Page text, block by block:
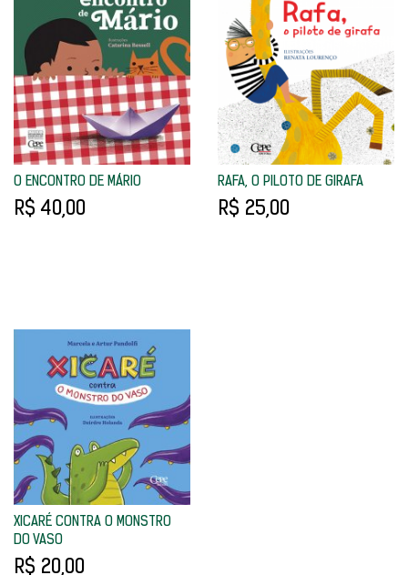
O ENCONTRO DE MÁRIO
R$ 40,00
RAFA, O PILOTO DE GIRAFA
R$ 25,00
XICARÉ CONTRA O MONSTRO
DO VASO
R$ 20,00